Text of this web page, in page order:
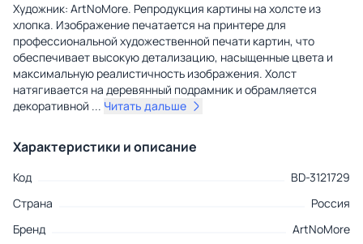
Художник: ArtNoMore. Репродукция картины на холсте из
хлопка. Изображение печатается на принтере для
профессиональной художественной печати картин, что
обеспечивает высокую детализацию, насыщенные цвета и
максимальную реалистичность изображения. Холст
натягивается на деревянный подрамник и обрамляется
декоративной ... Читать дальше
Характеристики и описание
Код
BD-3121729
Страна
Россия
Бренд
ArtNoMore